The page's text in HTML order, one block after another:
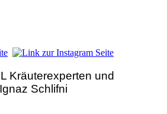
Kräuterexperten und
Schlifni